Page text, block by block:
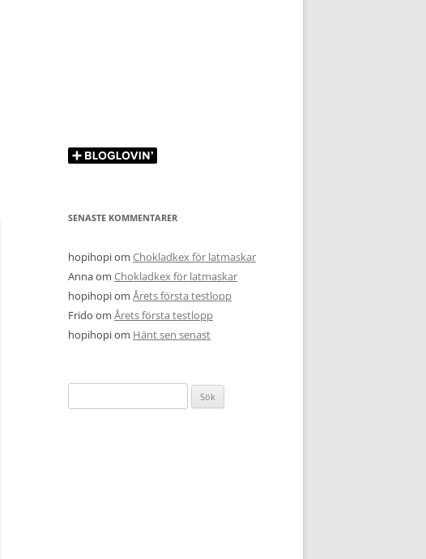
SENASTE KOMMENTARER
hopihopiom Chokladkex för latmaskar
Annaom Chokladkex för latmaskar
hopihopiom Årets första testlopp
Frido om Årets första testlopp
hopihopiom Hänt sen senast
efter: